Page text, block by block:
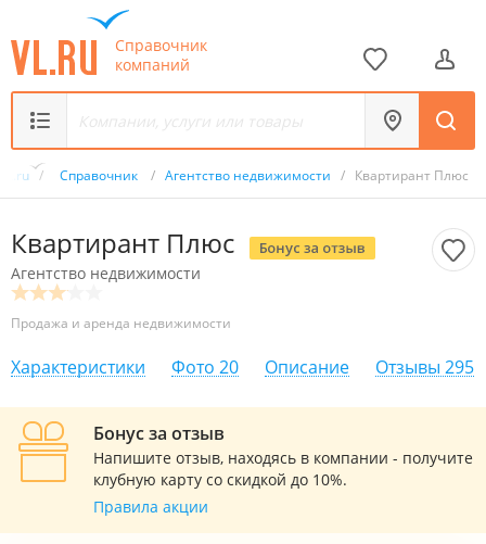
Справочник
компаний
VL.ru / Справочник / Агентство недвижимости / Квартирант Плюс
Квартирант Плюс
Агентство недвижимости
Продажа и аренда недвижимости
Характеристики Фото 20 Описание Отзывы 295
Бонус за отзыв
Напишите отзыв, находясь в компании - получите
клубную карту со скидкой до 10%.
Правила акции